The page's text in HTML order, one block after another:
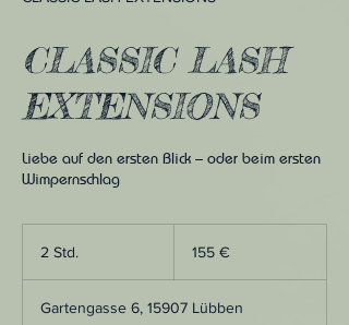
CLASSIC LASH
EXTENSIONS
Liebe auf den ersten Blick – oder beim ersten
Wimpernschlag
2 Std.
d
155 €
Gartengasse 6, 15907 Lübben